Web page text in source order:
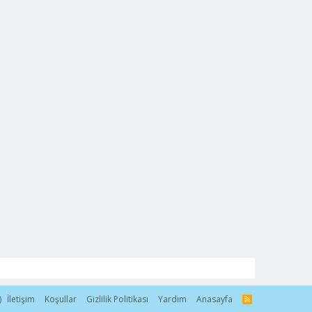
İletişim Koşullar Gizlilik Politikası Yardım Anasayfa
R
S